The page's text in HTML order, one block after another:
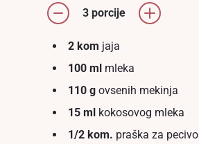
3 porcije
2 kom jaja
100 ml mleka
110 g ovsenih mekinja
15 ml kokosovog mleka
1/2 kom. praška za pecivo